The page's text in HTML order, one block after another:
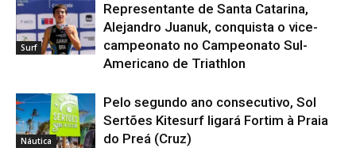
Surf
Representante de Santa Catarina,
Alejandro Juanuk, conquista o vice-
campeonato no Campeonato Sul-
Americano de Triathlon
Náutica
Pelo segundo ano consecutivo, Sol
Sertões Kitesurf ligará Fortim à Praia
do Preá (Cruz)